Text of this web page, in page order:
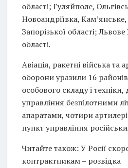
області; Гуляйполе,
Новоандріївка,
Запорізької області;
області.
Авіація, ракетні війська та
оборони уразили 16
особового складу і
управління безпілотними
апаратами, чотири
пункт управління
Читайте також: У Росії
контрактникам – розвідка